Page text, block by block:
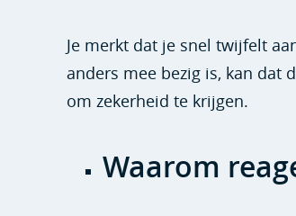
Je merkt dat je snel twijfelt
anders mee bezig is, kan dat
om zekerheid te krijgen.
Waarom